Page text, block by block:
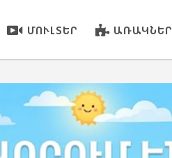
ՄՈՒԼՏԵՐ ԱՌԱԿՆԵՐ